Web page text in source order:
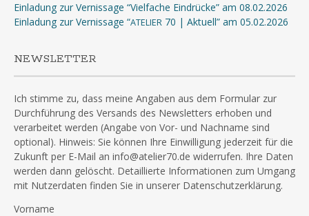
Einladung zur Vernissage “Vielfache Eindrücke” am 08.02.2026
Einladung zur Vernissage “ATELIER 70 | Aktuell” am 05.02.2026
NEWSLETTER
Ich stimme zu, dass meine Angaben aus dem Formular zur
Durchführung des Versands des Newsletters erhoben und
verarbeitet werden (Angabe von Vor- und Nachname sind
optional). Hinweis: Sie können Ihre Einwilligung jederzeit für die
Zukunft per E-Mail an info@atelier70.de widerrufen. Ihre Daten
werden dann gelöscht. Detaillierte Informationen zum Umgang
mit Nutzerdaten finden Sie in unserer Datenschutzerklärung.
Vorname